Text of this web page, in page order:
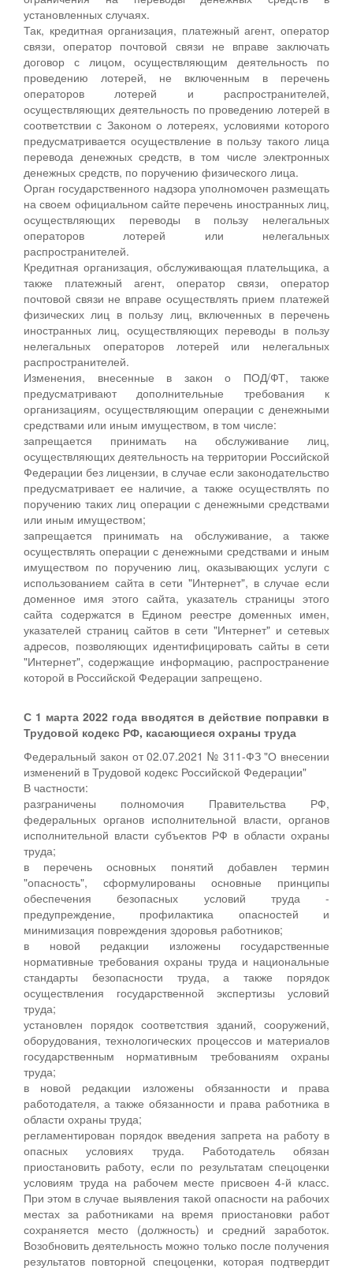
установленных случаях.
Так, кредитная организация, платежный агент, оператор
связи, оператор почтовой связи не вправе заключать
договор с лицом, осуществляющим деятельность по
проведению лотерей, не включенным в перечень
операторов лотерей и распространителей,
осуществляющих деятельность по проведению лотерей в
соответствии с Законом о лотереях, условиями которого
предусматривается осуществление в пользу такого лица
перевода денежных средств, в том числе электронных
денежных средств, по поручению физического лица.
Орган государственного надзора уполномочен размещать
на своем официальном сайте перечень иностранных лиц,
осуществляющих переводы в пользу нелегальных
операторов лотерей или нелегальных
распространителей.
Кредитная организация, обслуживающая плательщика, а
также платежный агент, оператор связи, оператор
почтовой связи не вправе осуществлять прием платежей
физических лиц в пользу лиц, включенных в перечень
иностранных лиц, осуществляющих переводы в пользу
нелегальных операторов лотерей или нелегальных
распространителей.
Изменения, внесенные в закон о ПОД/ФТ, также
предусматривают дополнительные требования к
организациям, осуществляющим операции с денежными
средствами или иным имуществом, в том числе:
запрещается принимать на обслуживание лиц,
осуществляющих деятельность на территории Российской
Федерации без лицензии, в случае если законодательство
предусматривает ее наличие, а также осуществлять по
поручению таких лиц операции с денежными средствами
или иным имуществом;
запрещается принимать на обслуживание, а также
осуществлять операции с денежными средствами и иным
имуществом по поручению лиц, оказывающих услуги с
использованием сайта в сети "Интернет", в случае если
доменное имя этого сайта, указатель страницы этого
сайта содержатся в Едином реестре доменных имен,
указателей страниц сайтов в сети "Интернет" и сетевых
адресов, позволяющих идентифицировать сайты в сети
"Интернет", содержащие информацию, распространение
которой в Российской Федерации запрещено.
С 1 марта 2022 года вводятся в действие поправки в
Трудовой кодекс РФ, касающиеся охраны труда
Федеральный закон от 02.07.2021 № 311-ФЗ "О внесении
изменений в Трудовой кодекс Российской Федерации"
В частности:
разграничены полномочия Правительства РФ,
федеральных органов исполнительной власти, органов
исполнительной власти субъектов РФ в области охраны
труда;
в перечень основных понятий добавлен термин
"опасность", сформулированы основные принципы
обеспечения безопасных условий труда -
предупреждение, профилактика опасностей и
минимизация повреждения здоровья работников;
в новой редакции изложены государственные
нормативные требования охраны труда и национальные
стандарты безопасности труда, а также порядок
осуществления государственной экспертизы условий
труда;
установлен порядок соответствия зданий, сооружений,
оборудования, технологических процессов и материалов
государственным нормативным требованиям охраны
труда;
в новой редакции изложены обязанности и права
работодателя, а также обязанности и права работника в
области охраны труда;
регламентирован порядок введения запрета на работу в
опасных условиях труда. Работодатель обязан
приостановить работу, если по результатам спецоценки
условиям труда на рабочем месте присвоен 4-й класс.
При этом в случае выявления такой опасности на рабочих
местах за работниками на время приостановки работ
сохраняется место (должность) и средний заработок.
Возобновить деятельность можно только после получения
результатов повторной спецоценки, которая подтвердит